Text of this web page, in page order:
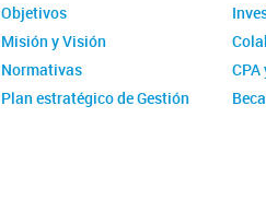
Objetivos
Misión y Visión
Normativas
Plan estratégico de Gestión